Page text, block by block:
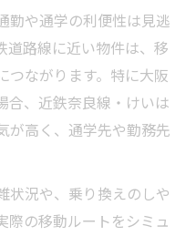
勤や通学の利便性は見逃
道路線に近い物件は、移
つながります。特に大阪
合、近鉄奈良線・けいは
が高く、通学先や勤務先
状況や、乗り換えのしや
際の移動ルートをシミュ